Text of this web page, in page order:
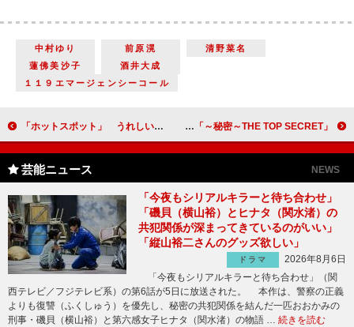
中村ゆり 前原滉
清野菜名
蓮佛美沙子
酒井大成
１１９エマージェンシーコール
「ホットスポット」 うれしい登場「やっぱり出てきた安藤サクラさん」 「秘密～THE TOP SECRET～」“葵”藤間爽子と“尚”橋本淳の兄妹愛と壮絶な過去に涙 「罪悪感から来る究極の愛に泣いた」
芸能ニュース NEWS
「今夜もシリアルキラーと待ち合わせ」
「磯貝（横山裕）とヒナタ（関水渚）の
共犯関係が深まってきているのがいい」
「縦山裕二さんのグッズ欲しい」
ドラマ
2026年8月6日
「今夜もシリアルキラーと待ち合わせ」（関
西テレビ／フジテレビ系）の第6話が5日に放送された。 本作は、警察の正義
よりも復讐（ふくしゅう）を優先し、秘密の共犯関係を結んだ一匹おおかみの
刑事・磯貝（横山裕）と第六感女子ヒナタ（関水渚）の物語 … 続きを読む